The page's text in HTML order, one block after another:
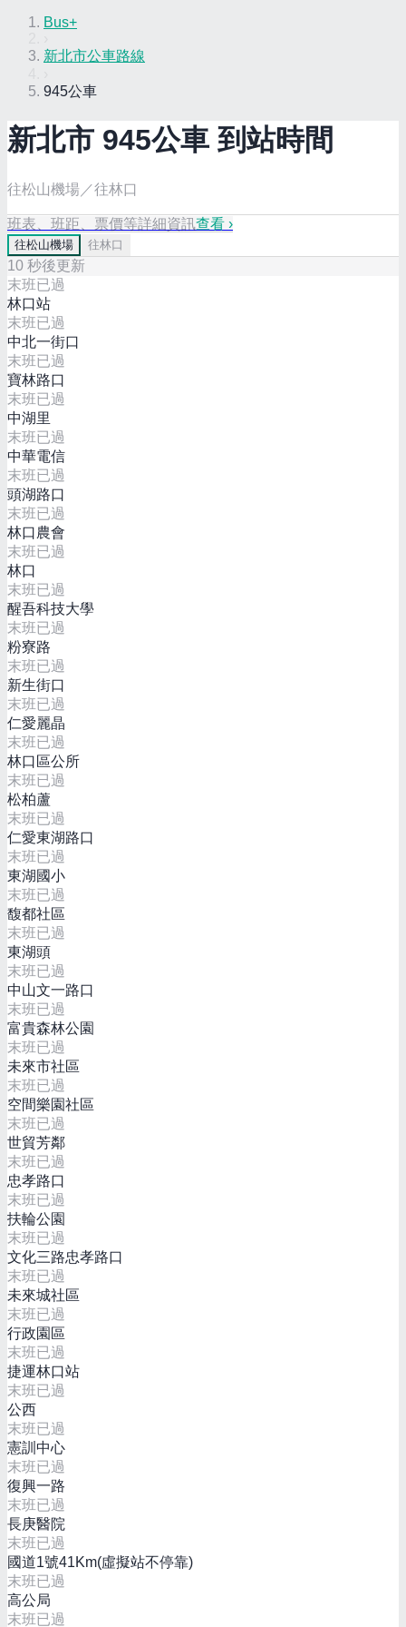
Bus+
新北市公車路線
945公車
新北市 945公車 到站時間
往松山機場／往林口
班表、班距、票價等詳細資訊查看 ›
往松山機場 往林口
10 秒後更新
末班已過
林口站
末班已過
中北一街口
末班已過
寶林路口
末班已過
中湖里
末班已過
中華電信
末班已過
頭湖路口
末班已過
林口農會
末班已過
林口
末班已過
醒吾科技大學
末班已過
粉寮路
末班已過
新生街口
末班已過
仁愛麗晶
末班已過
林口區公所
末班已過
松柏蘆
末班已過
仁愛東湖路口
末班已過
東湖國小
末班已過
馥都社區
末班已過
東湖頭
末班已過
中山文一路口
末班已過
富貴森林公園
末班已過
未來市社區
末班已過
空間樂園社區
末班已過
世貿芳鄰
末班已過
忠孝路口
末班已過
扶輪公園
末班已過
文化三路忠孝路口
末班已過
未來城社區
末班已過
行政園區
末班已過
捷運林口站
末班已過
公西
末班已過
憲訓中心
末班已過
復興一路
末班已過
長庚醫院
末班已過
國道1號41Km(虛擬站不停靠)
末班已過
高公局
末班已過